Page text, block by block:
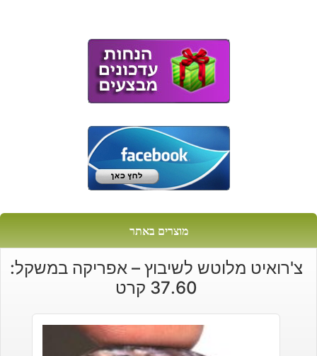
מוצרים באתר
צ'רואיט מלוטש לשיבוץ – אפריקה במשקל:
37.60 קרט